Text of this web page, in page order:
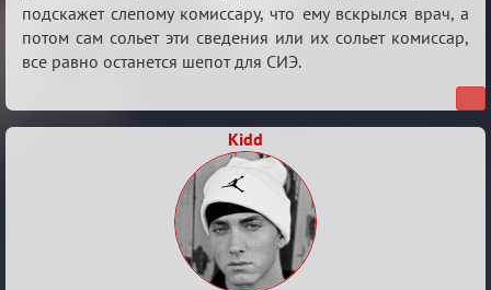
подскажет слепому комиссару, что ему вскрылся врач, а
потом сам сольет эти сведения или их сольет комиссар,
все равно останется шепот для СИЭ.
Kidd